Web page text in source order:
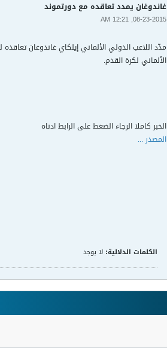
غاندوغان يمدد تعاقده مع دورتموند
08-23-2015, 12:21 AM
مدّد اللاعب الدولي الألماني إيلكاي غاندوغان
الألماني لكرة القدم.
الخبر كاملا الرجاء الضغط على الرابط ادناه
المصدر ...
الكلمات الدلالية: لا يوجد